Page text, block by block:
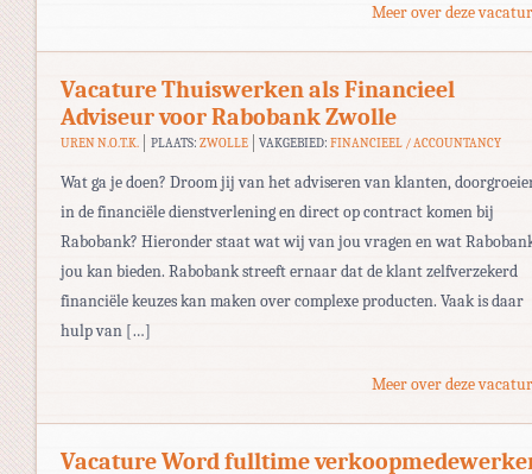
Meer over deze
Vacature Thuiswerken als Financieel
Adviseur voor Rabobank Zwolle
UREN N.O.T.K. PLAATS: ZWOLLE VAKGEBIED:FINANCIEEL / ACCOUNTANCY
Wat ga je doen? Droom jij van het adviseren van klanten,
in de financiële dienstverlening en direct op contract komen bij
Rabobank? Hieronder staat wat wij van jou vragen en wat
jou kan bieden. Rabobank streeft ernaar dat de klant zelfverzekerd
financiële keuzes kan maken over complexe producten. Vaak is daar
hulp van […]
Meer over deze
Vacature Word fulltime